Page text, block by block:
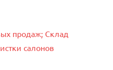
продаж; Склад
салонов